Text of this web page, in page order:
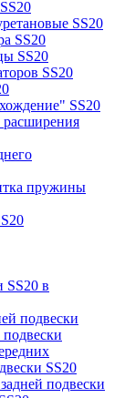
SS20
SS20
SS20
SS20
SS20
расширения
пружины
SS20 в
подвески
SS20
подвески